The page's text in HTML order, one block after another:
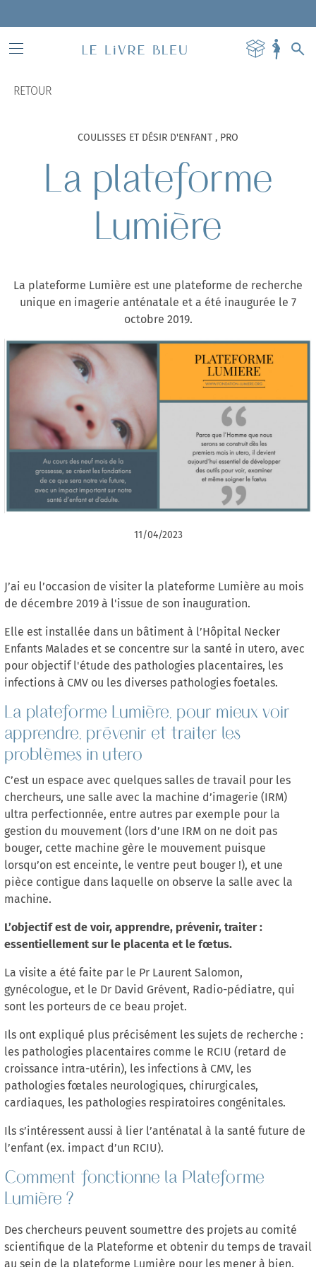
RETOUR
COULISSES ET DÉSIR D'ENFANT , PRO
La plateforme
Lumière
La plateforme Lumière est une plateforme de recherche
unique en imagerie anténatale et a été inaugurée le 7
octobre 2019.
11/04/2023
J’ai eu l’occasion de visiter la plateforme Lumière au mois
de décembre 2019 à l'issue de son inauguration.
Elle est installée dans un bâtiment à l’Hôpital Necker
Enfants Malades et se concentre sur la santé in utero, avec
pour objectif l'étude des pathologies placentaires, les
infections à CMV ou les diverses pathologies foetales.
La plateforme Lumière, pour mieux voir
apprendre, prévenir et traiter les
problèmes in utero
C’est un espace avec quelques salles de travail pour les
chercheurs, une salle avec la machine d’imagerie (IRM)
ultra perfectionnée, entre autres par exemple pour la
gestion du mouvement (lors d’une IRM on ne doit pas
bouger, cette machine gère le mouvement puisque
lorsqu’on est enceinte, le ventre peut bouger !), et une
pièce contigue dans laquelle on observe la salle avec la
machine.
L’objectif est de voir, apprendre, prévenir, traiter :
essentiellement sur le placenta et le fœtus.
La visite a été faite par le Pr Laurent Salomon,
gynécologue, et le Dr David Grévent, Radio-pédiatre, qui
sont les porteurs de ce beau projet.
Ils ont expliqué plus précisément les sujets de recherche :
les pathologies placentaires comme le RCIU (retard de
croissance intra-utérin), les infections à CMV, les
pathologies fœtales neurologiques, chirurgicales,
cardiaques, les pathologies respiratoires congénitales.
Ils s’intéressent aussi à lier l’anténatal à la santé future de
l’enfant (ex. impact d’un RCIU).
Comment fonctionne la Plateforme
Lumière ?
Des chercheurs peuvent soumettre des projets au comité
scientifique de la Plateforme et obtenir du temps de travail